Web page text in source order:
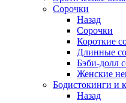
Сорочки
Назад
Сорочки
Короткие
Длинные
Бэби-долл
Женские
Бодистокинги и
Назад